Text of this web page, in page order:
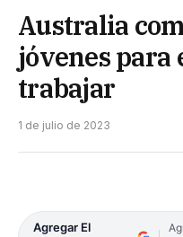
Australia
jóvenes
trabajar
1 de julio de 2023
Agregar El